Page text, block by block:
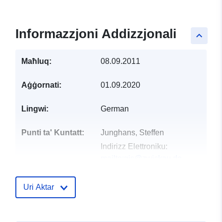
keyboard_arrow_up
Informazzjoni Addizzjonali
Maħluq: 08.09.2011
Aġġornati: 01.09.2020
Lingwi: German
Punti ta' Kuntatt:
Junghans, Steffen
Indirizz Elettroniku:
Uri Aktar